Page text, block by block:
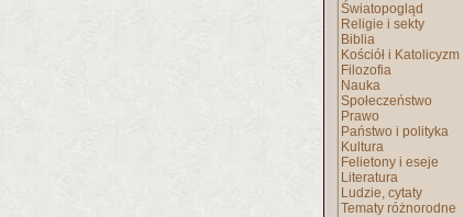
Światopogląd
Religie i sekty
Biblia
Kościół i Katolicyzm
Filozofia
Nauka
Społeczeństwo
Prawo
Państwo i polityka
Kultura
Felietony i eseje
Literatura
Ludzie, cytaty
Tematy różnorodne